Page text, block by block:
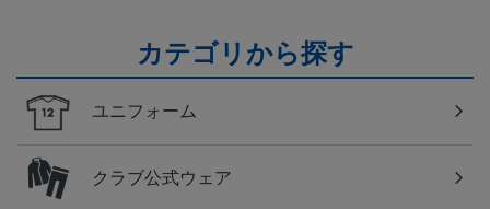
カテゴリから探す
ユニフォーム
クラブ公式ウェア